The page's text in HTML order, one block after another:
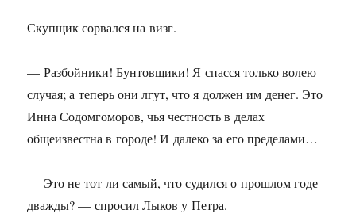
Скупщик сорвался на визг.
— Разбойники! Бунтовщики! Я спасся только волею
случая; а теперь они лгут, что я должен им денег. Это
Инна Содомгоморов, чья честность в делах
общеизвестна в городе! И далеко за его пределами…
— Это не тот ли самый, что судился о прошлом годе
дважды? — спросил Лыков у Петра.